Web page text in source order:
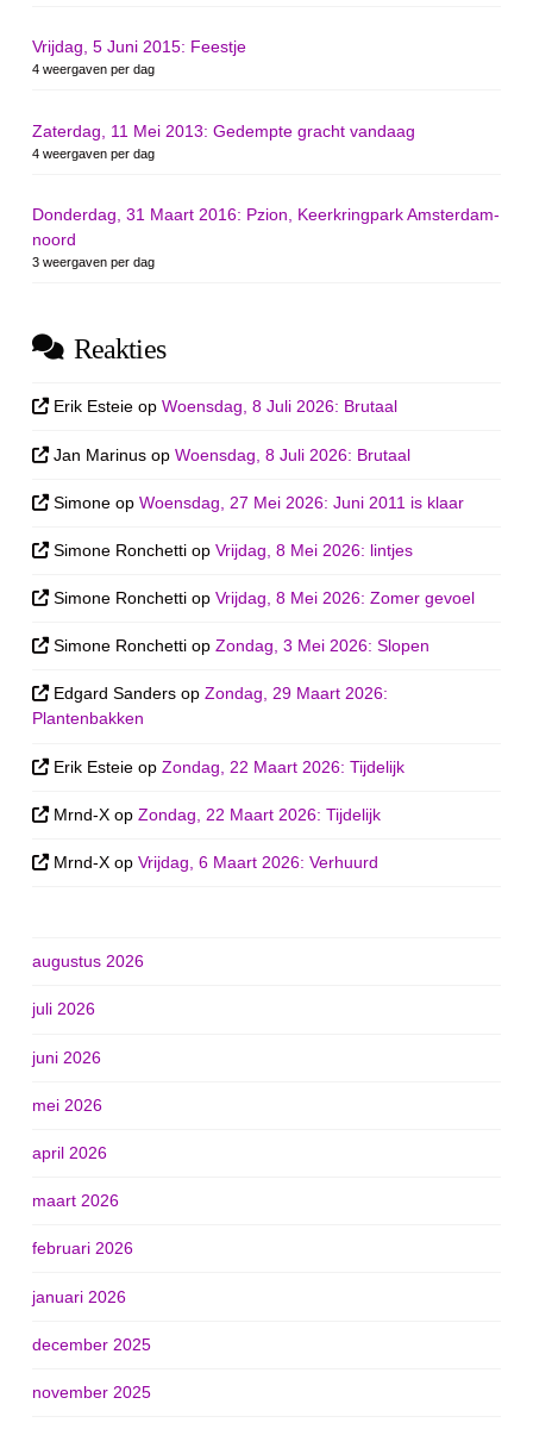
Vrijdag, 5 Juni 2015: Feestje
4 weergaven per dag
Zaterdag, 11 Mei 2013: Gedempte gracht vandaag
4 weergaven per dag
Donderdag, 31 Maart 2016: Pzion, Keerkringpark Amsterdam-
noord
3 weergaven per dag
Reakties
Erik Esteie opWoensdag, 8 Juli 2026: Brutaal
Jan Marinus opWoensdag, 8 Juli 2026: Brutaal
Simone opWoensdag, 27 Mei 2026: Juni 2011 is klaar
Simone Ronchetti opVrijdag, 8 Mei 2026: lintjes
Simone Ronchetti opVrijdag, 8 Mei 2026: Zomer gevoel
Simone Ronchetti opZondag, 3 Mei 2026: Slopen
Edgard Sanders opZondag, 29 Maart 2026:
Plantenbakken
Erik Esteie opZondag, 22 Maart 2026: Tijdelijk
Mrnd-X opZondag, 22 Maart 2026: Tijdelijk
Mrnd-X opVrijdag, 6 Maart 2026: Verhuurd
augustus 2026
juli 2026
juni 2026
mei 2026
april 2026
maart 2026
februari 2026
januari 2026
december 2025
november 2025